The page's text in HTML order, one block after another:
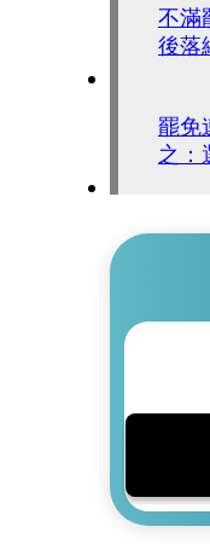
不滿
後落
罷免
之：